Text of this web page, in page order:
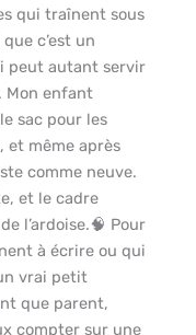
qui traînent sous
c’est un
peut autant servir
Mon enfant
sac pour les
et même après
comme neuve.
et le cadre
l’ardoise.🧠 Pour
à écrire ou qui
vrai petit
que parent,
compter sur une